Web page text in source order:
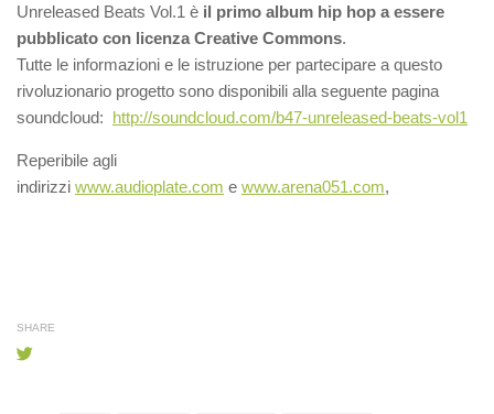
Unreleased Beats Vol.1 è il primo album hip hop a essere
pubblicato con licenza Creative Commons.
Tutte le informazioni e le istruzione per partecipare a questo
rivoluzionario progetto sono disponibili alla seguente pagina
soundcloud: http://soundcloud.com/b47-unreleased-beats-vol1
Reperibile agli
indirizzi www.audioplate.com e www.arena051.com,
SHARE